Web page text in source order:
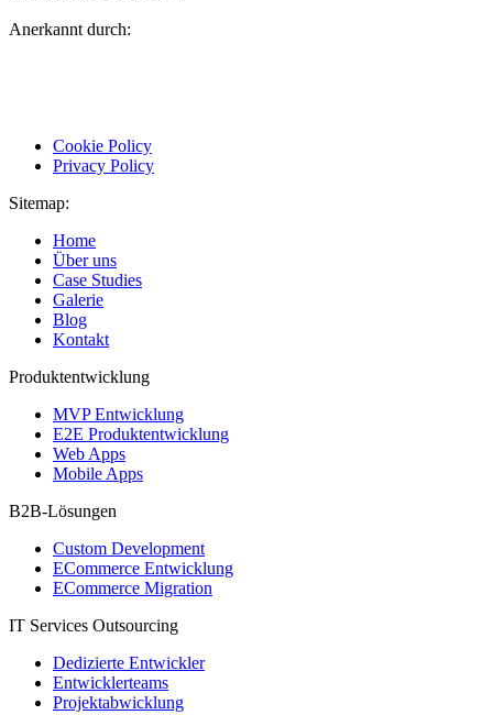
Anerkannt durch:
Cookie Policy
Privacy Policy
Sitemap:
Home
Über uns
Case Studies
Galerie
Blog
Kontakt
Produktentwicklung
MVP Entwicklung
E2E Produktentwicklung
Web Apps
Mobile Apps
B2B-Lösungen
Custom Development
ECommerce Entwicklung
ECommerce Migration
IT Services Outsourcing
Dedizierte Entwickler
Entwicklerteams
Projektabwicklung